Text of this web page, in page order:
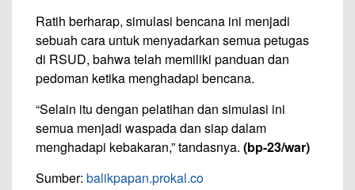
Ratih berharap, simulasi bencana ini menjadi
sebuah cara untuk menyadarkan semua petugas
di RSUD, bahwa telah memiliki panduan dan
pedoman ketika menghadapi bencana.
“Selain itu dengan pelatihan dan simulasi ini
semua menjadi waspada dan siap dalam
menghadapi kebakaran,” tandasnya. (bp-23/war)
Sumber: balikpapan.prokal.co